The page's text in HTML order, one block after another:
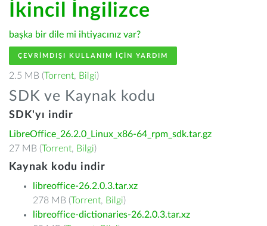
İkincil İngilizce
başka bir dile mi ihtiyacınız var?
ÇEVRIMDIŞI KULLANIM IÇIN YARDIM
2.5 MB (Torrent, Bilgi)
SDK ve Kaynak kodu
SDK'yı indir
LibreOffice_26.2.0_Linux_x86-64_rpm_sdk.tar.gz
27 MB (Torrent, Bilgi)
Kaynak kodu indir
libreoffice-26.2.0.3.tar.xz
278 MB (Torrent, Bilgi)
libreoffice-dictionaries-26.2.0.3.tar.xz